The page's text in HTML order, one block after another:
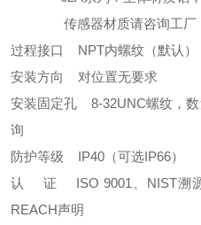
传感器材质请咨询工厂
过程接口 NPT内螺纹（默认）
安装方向 对位置无要求
安装固定孔 8-32UNC螺纹，数
询
防护等级 IP40（可选IP66）
认 证 ISO 9001、NIST溯源
REACH声明